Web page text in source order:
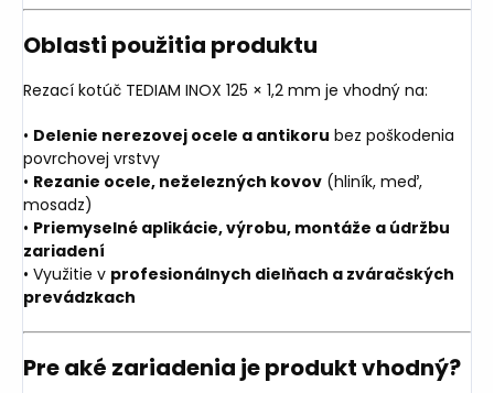
Oblasti použitia produktu
Rezací kotúč TEDIAM INOX 125 × 1,2 mm je vhodný na:
• Delenie nerezovej ocele a antikoru bez poškodenia
povrchovej vrstvy
• Rezanie ocele, neželezných kovov (hliník, meď,
mosadz)
• Priemyselné aplikácie, výrobu, montáže a údržbu
zariadení
• Využitie v profesionálnych dielňach a zváračských
prevádzkach
Pre aké zariadenia je produkt vhodný?